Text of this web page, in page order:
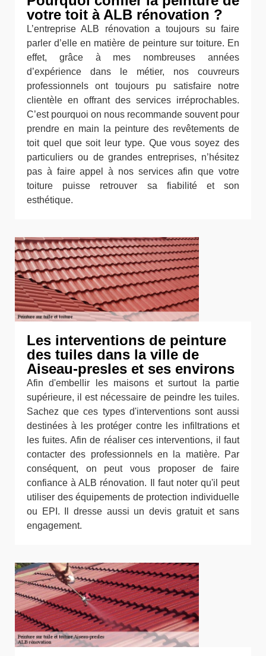
votre toit à ALB rénovation ?
L’entreprise ALB rénovation a toujours su faire
parler d’elle en matière de peinture sur toiture. En
effet, grâce à mes nombreuses années
d’expérience dans le métier, nos couvreurs
professionnels ont toujours pu satisfaire notre
clientèle en offrant des services irréprochables.
C’est pourquoi on nous recommande souvent pour
prendre en main la peinture des revêtements de
toit quel que soit leur type. Que vous soyez des
particuliers ou de grandes entreprises, n’hésitez
pas à faire appel à nos services afin que votre
toiture puisse retrouver sa fiabilité et son
esthétique.
Les interventions de peinture
des tuiles dans la ville de
Aiseau-presles et ses environs
Afin d'embellir les maisons et surtout la partie
supérieure, il est nécessaire de peindre les tuiles.
Sachez que ces types d'interventions sont aussi
destinées à les protéger contre les infiltrations et
les fuites. Afin de réaliser ces interventions, il faut
contacter des professionnels en la matière. Par
conséquent, on peut vous proposer de faire
confiance à ALB rénovation. Il faut noter qu'il peut
utiliser des équipements de protection individuelle
ou EPI. Il dresse aussi un devis gratuit et sans
engagement.